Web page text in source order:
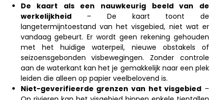
De kaart als een nauwkeurig beeld van de
werkelijkheid– De kaart toont de
langetermijntoestand van het visgebied, niet wat er
vandaag gebeurt. Er wordt geen rekening gehouden
met het huidige waterpeil, nieuwe obstakels of
seizoensgebonden visbewegingen. Zonder controle
aan de waterkant kan het je gemakkelijk naar een plek
leiden die alleen op papier veelbelovend is.
Niet-geverifieerde grenzen van het visgebied –